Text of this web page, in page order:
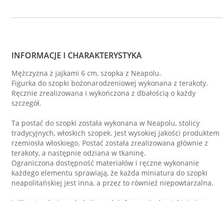
INFORMACJE I CHARAKTERYSTYKA
Mężczyzna z jajkami 6 cm, szopka z Neapolu.
Figurka do szopki bożonarodzeniowej wykonana z terakoty.
Ręcznie zrealizowana i wykończona z dbałością o każdy
szczegół.
Ta postać do szopki została wykonana w Neapolu, stolicy
tradycyjnych, włoskich szopek. Jest wysokiej jakości produktem
rzemiosła włoskiego. Postać została zrealizowana głównie z
terakoty, a następnie odziana w tkaninę.
Ograniczona dostępność materiałów i ręczne wykonanie
każdego elementu sprawiają, że każda miniatura do szopki
neapolitańskiej jest inna, a przez to również niepowtarzalna.